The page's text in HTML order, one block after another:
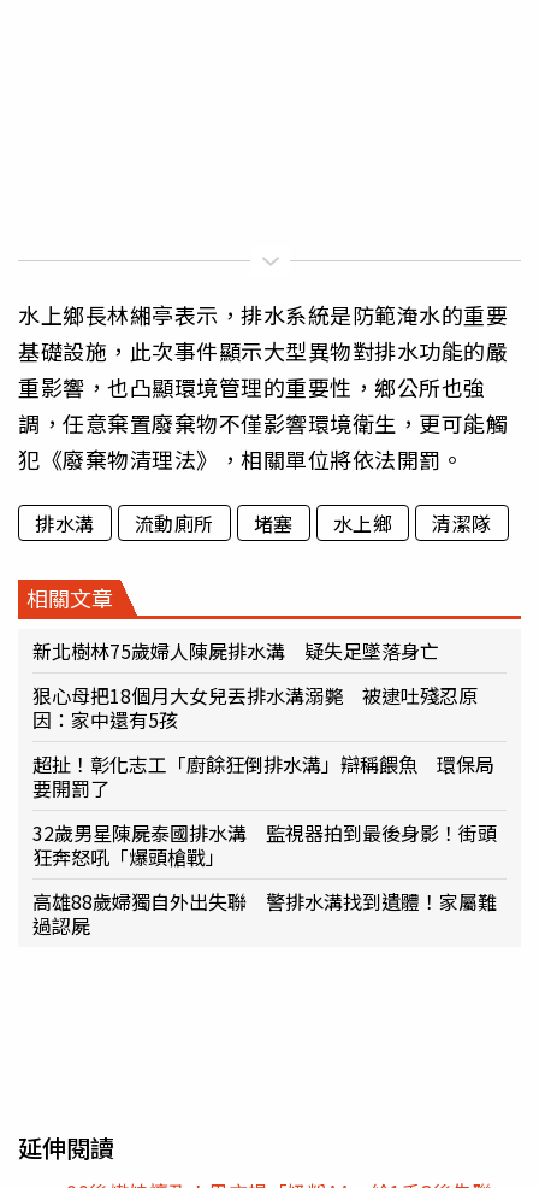
水上鄉長林緗亭表示，排水系統是防範淹水的重要
基礎設施，此次事件顯示大型異物對排水功能的嚴
重影響，也凸顯環境管理的重要性，鄉公所也強
調，任意棄置廢棄物不僅影響環境衛生，更可能觸
犯《廢棄物清理法》，相關單位將依法開罰。
排水溝 流動廁所 堵塞 水上鄉 清潔隊
相關文章
新北樹林75歲婦人陳屍排水溝 疑失足墜落身亡
狠心母把18個月大女兒丟排水溝溺斃 被逮吐殘忍原
因：家中還有5孩
超扯！彰化志工「廚餘狂倒排水溝」辯稱餵魚 環保局
要開罰了
32歲男星陳屍泰國排水溝 監視器拍到最後身影！街頭
狂奔怒吼「爆頭槍戰」
高雄88歲婦獨自外出失聯 警排水溝找到遺體！家屬難
過認屍
延伸閱讀